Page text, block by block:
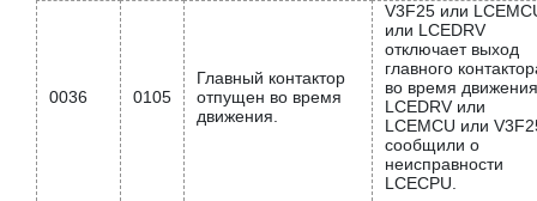
0036 0105
Главный контактор
отпущен во время
движения.
V3F25 или
или LCEDRV
отключает выход
главного
во время
LCEDRV или
LCEMCU или
сообщили о
неисправности
LCECPU.